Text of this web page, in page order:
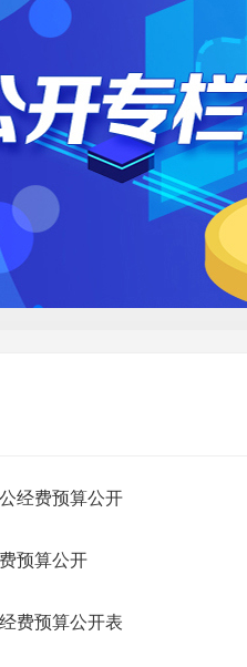
经费预算公开
预算公开
费预算公开表